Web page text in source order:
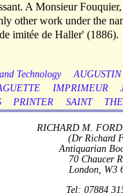
A Monsieur
other work under the
imitée de Haller' (1886).
Technology AUGUSTIN
IMPRIMEUR
PRINTER SAINT
RICHARD M.
(Dr Richard
Antiquarian
70 Chaucer
London, W3
Tel: 07884